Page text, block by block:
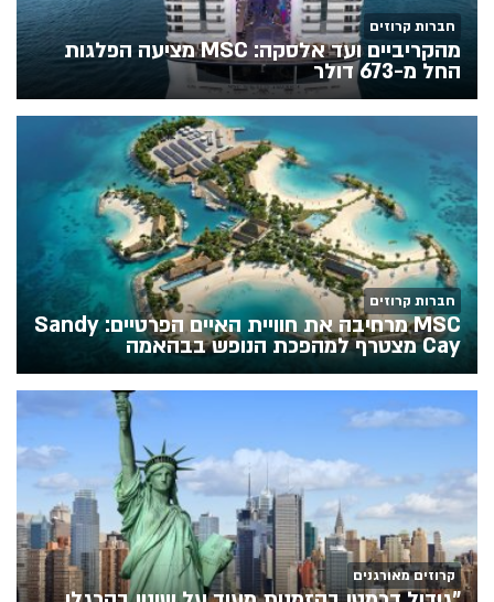
חברות קרוזים
מהקריביים ועד אלסקה: MSC מציעה הפלגות
החל מ-673 דולר
חברות קרוזים
MSC מרחיבה את חוויית האיים הפרטיים: Sandy
Cay מצטרף למהפכת הנופש בבהאמה
קרוזים מאורגנים